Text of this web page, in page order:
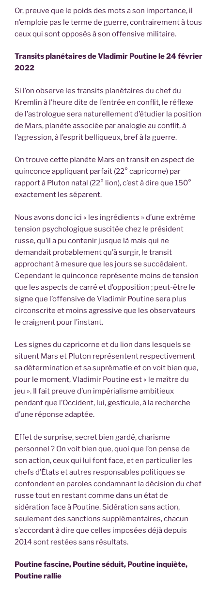
Or, preuve que le poids des mots a son importance, il
n’emploie pas le terme de guerre, contrairement à tous
ceux qui sont opposés à son offensive militaire.
Transits planétaires de Vladimir Poutine le 24 février
2022
Si l’on observe les transits planétaires du chef du
Kremlin à l’heure dite de l’entrée en conflit, le réflexe
de l’astrologue sera naturellement d’étudier la position
de Mars, planète associée par analogie au conflit, à
l’agression, à l’esprit belliqueux, bref à la guerre.
On trouve cette planète Mars en transit en aspect de
quinconce appliquant parfait (22° capricorne) par
rapport à Pluton natal (22° lion), c’est à dire que 150°
exactement les séparent.
Nous avons donc ici « les ingrédients » d’une extrême
tension psychologique suscitée chez le président
russe, qu’il a pu contenir jusque là mais qui ne
demandait probablement qu’à surgir, le transit
approchant à mesure que les jours se succédaient.
Cependant le quinconce représente moins de tension
que les aspects de carré et d’opposition ; peut-être le
signe que l’offensive de Vladimir Poutine sera plus
circonscrite et moins agressive que les observateurs
le craignent pour l’instant.
Les signes du capricorne et du lion dans lesquels se
situent Mars et Pluton représentent respectivement
sa détermination et sa suprématie et on voit bien que,
pour le moment, Vladimir Poutine est « le maître du
jeu ». Il fait preuve d’un impérialisme ambitieux
pendant que l’Occident, lui, gesticule, à la recherche
d’une réponse adaptée.
Effet de surprise, secret bien gardé, charisme
personnel ? On voit bien que, quoi que l’on pense de
son action, ceux qui lui font face, et en particulier les
chefs d’États et autres responsables politiques se
confondent en paroles condamnant la décision du chef
russe tout en restant comme dans un état de
sidération face à Poutine. Sidération sans action,
seulement des sanctions supplémentaires, chacun
s’accordant à dire que celles imposées déjà depuis
2014 sont restées sans résultats.
Poutine fascine, Poutine séduit, Poutine inquiète,
Poutine rallie